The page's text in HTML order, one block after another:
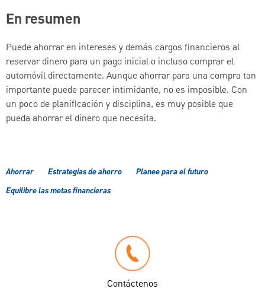
En resumen
Puede ahorrar en intereses y demás cargos financieros al
reservar dinero para un pago inicial o incluso comprar el
automóvil directamente. Aunque ahorrar para una compra tan
importante puede parecer intimidante, no es imposible. Con
un poco de planificación y disciplina, es muy posible que
pueda ahorrar el dinero que necesita.
Ahorrar Estrategias de ahorro
Planee para el futuro
Equilibre las metas financieras
Contáctenos